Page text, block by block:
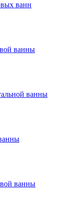
ванн
ванны
ванны
ванны